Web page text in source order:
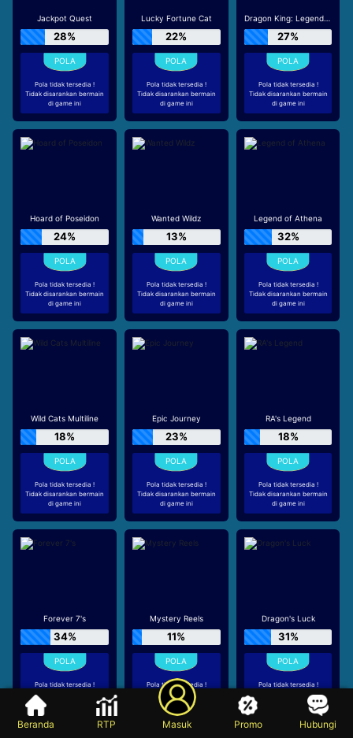
Jackpot Quest
28%
Pola tidak tersedia !
Tidak disarankan bermain
di game ini
Lucky Fortune Cat
22%
Pola tidak tersedia !
Tidak disarankan bermain
di game ini
Dragon King: Legend Of The Seas
27%
Pola tidak tersedia !
Tidak disarankan bermain
di game ini
Hoard of Poseidon
24%
Pola tidak tersedia !
Tidak disarankan bermain
di game ini
Wanted Wildz
13%
Pola tidak tersedia !
Tidak disarankan bermain
di game ini
Legend of Athena
32%
Pola tidak tersedia !
Tidak disarankan bermain
di game ini
Wild Cats Multiline
18%
Pola tidak tersedia !
Tidak disarankan bermain
di game ini
Epic Journey
23%
Pola tidak tersedia !
Tidak disarankan bermain
di game ini
RA's Legend
18%
Pola tidak tersedia !
Tidak disarankan bermain
di game ini
Forever 7's
34%
Pola tidak tersedia !
Tidak disarankan bermain
Mystery Reels
11%
Pola tidak tersedia !
Tidak disarankan bermain
di game ini
Dragon's Luck
31%
Pola tidak tersedia !
Tidak disarankan bermain
Beranda RTP Masuk Promo Hubungi